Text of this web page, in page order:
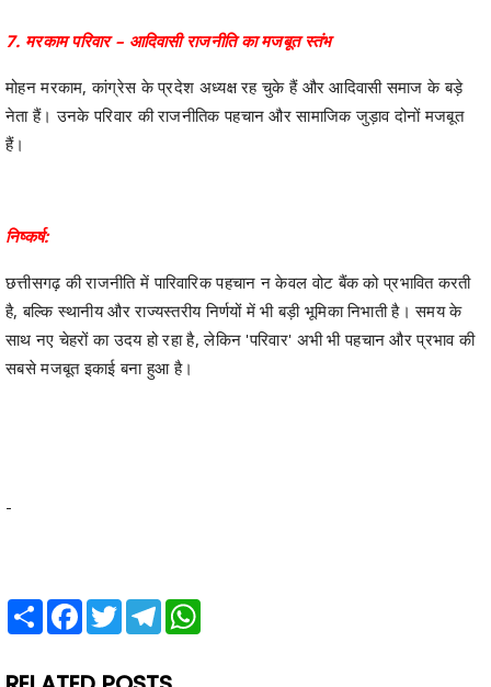
7. मरकाम परिवार – आदिवासी राजनीति का मजबूत स्तंभ
मोहन मरकाम, कांग्रेस के प्रदेश अध्यक्ष रह चुके हैं और आदिवासी समाज के बड़े
नेता हैं। उनके परिवार की राजनीतिक पहचान और सामाजिक जुड़ाव दोनों मजबूत
हैं।
निष्कर्ष:
छत्तीसगढ़ की राजनीति में पारिवारिक पहचान न केवल वोट बैंक को प्रभावित करती
है, बल्कि स्थानीय और राज्यस्तरीय निर्णयों में भी बड़ी भूमिका निभाती है। समय के
साथ नए चेहरों का उदय हो रहा है, लेकिन 'परिवार' अभी भी पहचान और प्रभाव की
सबसे मजबूत इकाई बना हुआ है।
-
Share Facebook
TwitterTelegram